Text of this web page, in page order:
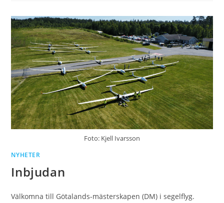
Foto: Kjell Ivarsson
NYHETER
Inbjudan
Välkomna till Götalands-mästerskapen (DM) i segelﬂyg.